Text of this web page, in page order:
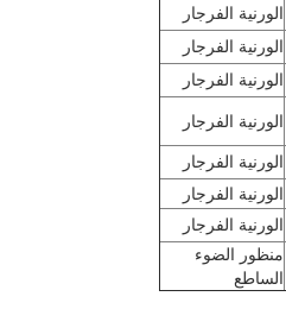
الورنية الفرجار
الورنية الفرجار
الورنية الفرجار
الورنية الفرجار
الورنية الفرجار
الورنية الفرجار
الورنية الفرجار
منظور الضوء
الساطع